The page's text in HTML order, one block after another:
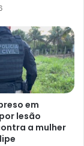
em
lesão
a mulher